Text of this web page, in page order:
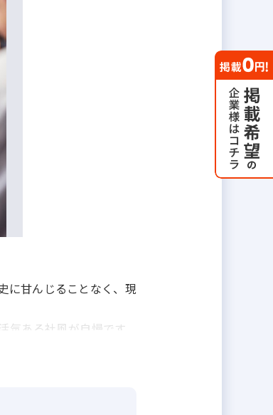
に甘んじることなく、現
ある社風が自慢です。
で後押しします。次の